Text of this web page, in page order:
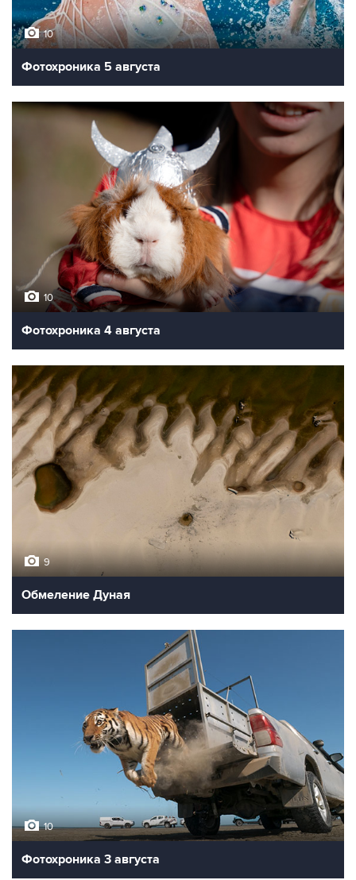
10
Фотохроника 5 августа
10
Фотохроника 4 августа
9
Обмеление Дуная
10
Фотохроника 3 августа